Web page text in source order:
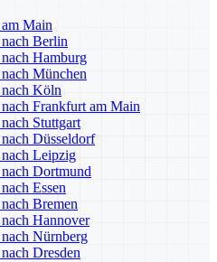
Main
Berlin
Hamburg
München
Köln
Frankfurt am Main
Stuttgart
Düsseldorf
Leipzig
Dortmund
Essen
Bremen
Hannover
Nürnberg
Dresden